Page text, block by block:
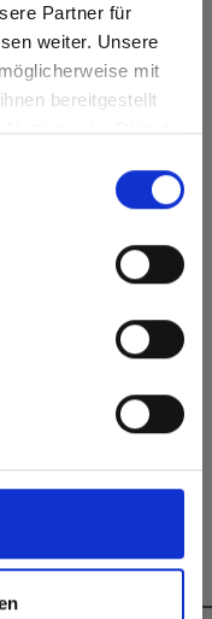
Partner für
weiter. Unsere
mit
bereitgestellt
der Dienste
Uniti?
directly from
Resistente ai solventi
Resistente al calore e